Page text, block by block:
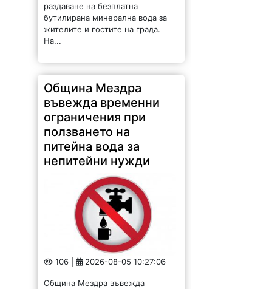
раздаване на безплатна
бутилирана минерална вода за
жителите и гостите на града.
На...
Община Мездра
въвежда временни
ограничения при
ползването на
питейна вода за
непитейни нужди
106 | 2026-08-05 10:27:06
Община Мездра въвежда